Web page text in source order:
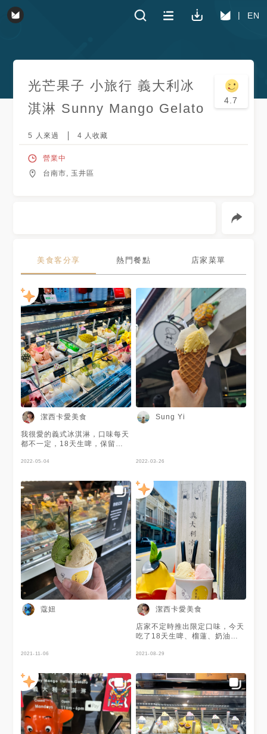
EN
光芒果子 小旅行 義大利冰
淇淋 Sunny Mango Gelato
4.7
5 人來過 4 人收藏
營業中
台南市, 玉井區
美食客分享 熱門餐點 店家菜單
潔西卡愛美食
我很愛的義式冰淇淋，口味每天
都不一定，18天生啤，保留啤
玫瑰荔香，充滿少女的味道。
2022-05-04
Sung Yi
2022-03-26
蔻妞
2021-11-06
潔西卡愛美食
店家不定時推出限定口味，今天
吃了18天生啤、榴蓮、奶油威
力，口味都不錯，生啤口味還保
的超級濃，榴蓮愛好者會非常
愛。每種口味都有個共通點就是
濃。
2021-08-29